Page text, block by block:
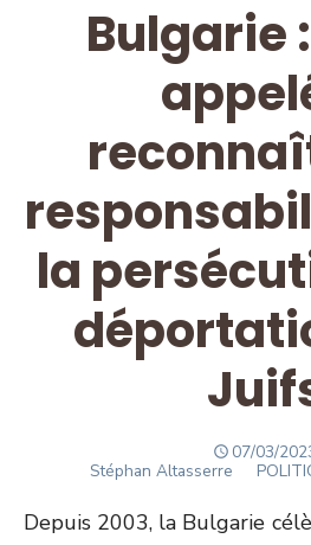
Bulgarie
la
POSTED
ON
07/03/
Author
Stéphan Altasserre
Depuis 2003, la Bulgarie